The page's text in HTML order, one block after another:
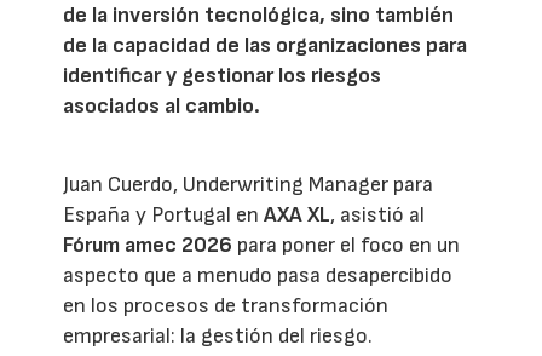
de la inversión tecnológica, sino también
de la capacidad de las organizaciones para
identificar y gestionar los riesgos
asociados al cambio.
Juan Cuerdo, Underwriting Manager para
España y Portugal enAXA XL, asistió al
Fórum amec 2026 para poner el foco en un
aspecto que a menudo pasa desapercibido
en los procesos de transformación
empresarial: la gestión del riesgo.